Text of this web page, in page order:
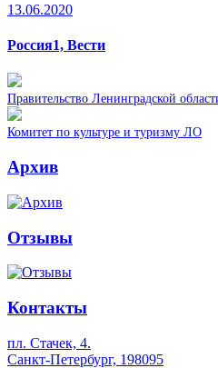
13.06.2020
Россия1, Вести
Правительство Ленинградской
Комитет по культуре и туризму ЛО
Архив
Отзывы
Контакты
пл. Стачек, 4.
Санкт-Петербург, 198095